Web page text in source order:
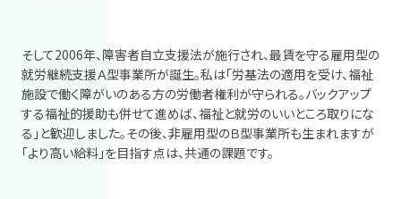
そして2006年、障害者自立支援法が施行され、最賃を守る雇用型の
就労継続支援Ａ型事業所が誕生。私は「労基法の適用を受け、福祉
施設で働く障がいのある方の労働者権利が守られる。バックアップ
する福祉的援助も併せて進めば、福祉と就労のいいところ取りにな
る」と歓迎しました。その後、非雇用型のＢ型事業所も生まれますが
「より高い給料」を目指す点は、共通の課題です。